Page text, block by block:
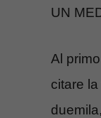
UN
Al
citare